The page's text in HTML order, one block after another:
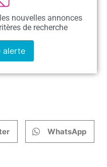
nouvelles annonces
de recherche
alerte
WhatsApp